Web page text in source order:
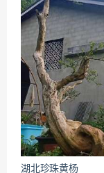
湖北珍珠黄杨